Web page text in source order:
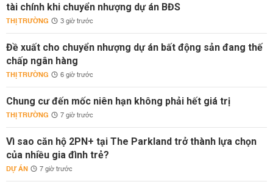
tài chính khi chuyển nhượng dự án BĐS
THỊ TRƯỜNG 3 giờ trước
Đề xuất cho chuyển nhượng dự án bất động sản đang thế
chấp ngân hàng
THỊ TRƯỜNG 6 giờ trước
Chung cư đến mốc niên hạn không phải hết giá trị
THỊ TRƯỜNG 7 giờ trước
Vì sao căn hộ 2PN+ tại The Parkland trở thành lựa chọn
của nhiều gia đình trẻ?
DỰ ÁN 7 giờ trước